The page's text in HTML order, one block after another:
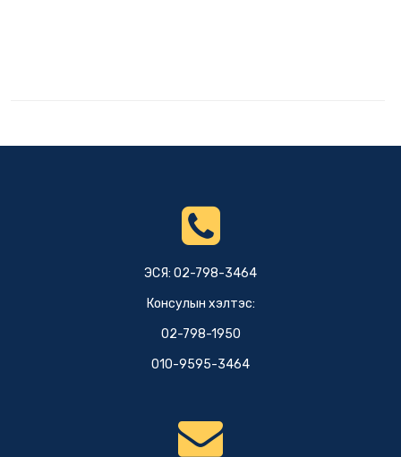
ЭСЯ: 02-798-3464
Консулын хэлтэс:
02-798-1950
010-9595-3464